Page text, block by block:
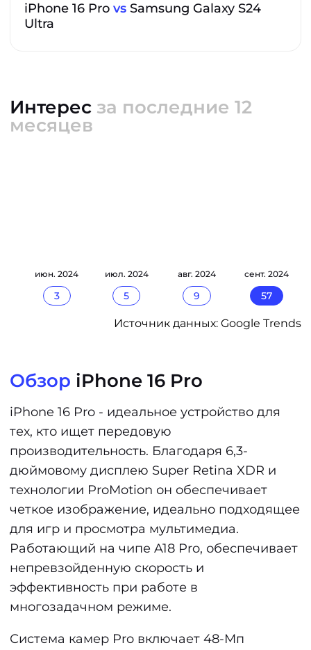
iPhone 16 Pro vs Samsung Galaxy S24
Ultra
Интерес за последние 12
месяцев
июн. 2024
3
июл. 2024
5
авг. 2024
9
сент. 2024
57
Источник данных: Google Trends
Обзор iPhone 16 Pro
iPhone 16 Pro - идеальное устройство для
тех, кто ищет передовую
производительность. Благодаря 6,3-
дюймовому дисплею Super Retina XDR и
технологии ProMotion он обеспечивает
четкое изображение, идеально подходящее
для игр и просмотра мультимедиа.
Работающий на чипе A18 Pro, обеспечивает
непревзойденную скорость и
эффективность при работе в
многозадачном режиме.
Система камер Pro включает 48-Мп